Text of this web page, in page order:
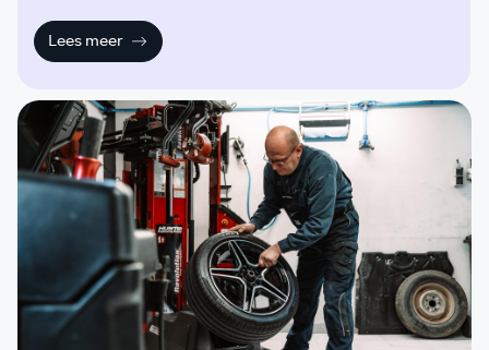
een beter brandstofverbruik en voorkomt onnodige
reparatiekosten.
Lees meer